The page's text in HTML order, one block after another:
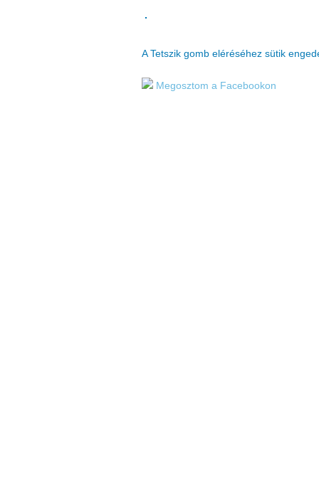
A Tetszik gomb eléréséhez sütik
Megosztom a Facebookon